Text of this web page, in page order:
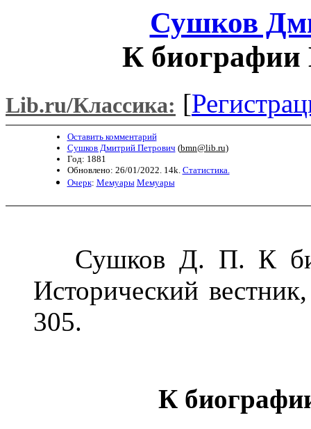
Сушков
К биографии
Lib.ru/Классика: [
Оставить комментарий
Сушков Дмитрий Петрович (bmn@lib.ru)
Год: 1881
Обновлено: 26/01/2022. 14k. Статистика.
Очерк: Мемуары Мемуары
Сушков Д. П. К
Исторический
305.
К